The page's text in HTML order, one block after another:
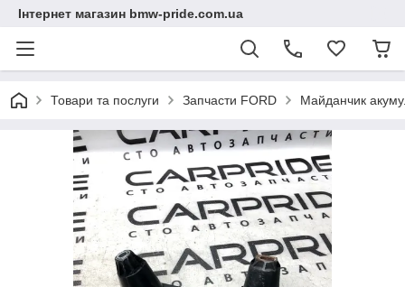
Інтернет магазин bmw-pride.com.ua
Товари та послуги Запчасти FORD Майданчик